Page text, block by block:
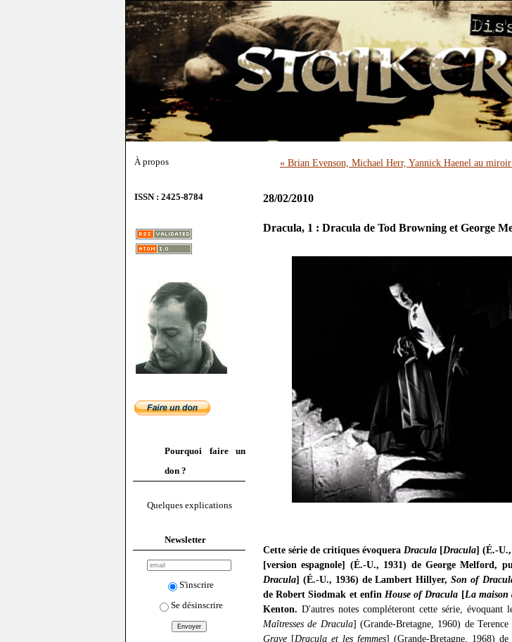
À propos
ISSN : 2425-8784
Pourquoi faire un
don ?
Quelques explications
Newsletter
S'inscrire
Se désinscrire
« Brian Evenson, Michael Herr, Yannick Haenel au
28/02/2010
Dracula, 1 : Dracula de Tod Browning et George
Cette série de critiques évoquera Dracula [Dracula] (É.-
[version espagnole] (É.-U., 1931) de George Melford,
Dracula] (É.-U., 1936) de Lambert Hillyer,Son of
de Robert Siodmak et enfin House of Dracula [La maison
Kenton. D'autres notes compléteront cette série, évoquant
Maîtresses de Dracula] (Grande-Bretagne, 1960) de Terence
Grave [Dracula et les femmes] (Grande-Bretagne, 1968) de